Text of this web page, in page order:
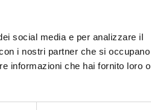
social media e per analizzare il
i nostri partner che si occupano
informazioni che hai fornito loro o